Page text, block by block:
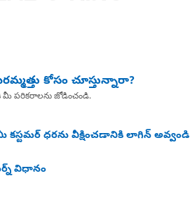
కోసం చూస్తున్నారా?
పరికరాలను జోడించండి.
కస్టమర్ ధరను వీక్షించడానికి లాగిన్ అవ్వండి
విధానం